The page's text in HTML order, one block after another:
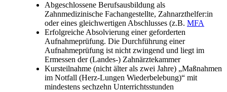
Abgeschlossene Berufsausbildung als
Zahnmedizinische Fachangestellte, Zahnarzthelfer:in
oder eines gleichwertigen Abschlusses (z.B. MFA
Erfolgreiche Absolvierung einer geforderten
Aufnahmeprüfung. Die Durchführung einer
Aufnahmeprüfung ist nicht zwingend und liegt im
Ermessen der (Landes-) Zahnärztekammer
Kursteilnahme (nicht älter als zwei Jahre) „Maßnahmen
im Notfall (Herz-Lungen Wiederbelebung)“ mit
mindestens sechzehn Unterrichtsstunden